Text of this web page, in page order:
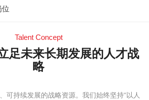
位
Talent Concept
足未来长期发展的人才战
略
可持续发展的战略资源。我们始终坚持“以人